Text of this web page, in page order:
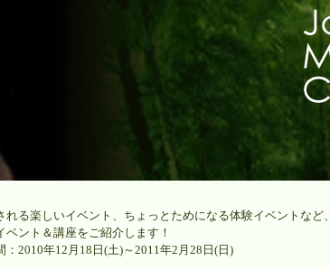
れる楽しいイベント、ちょっとためになる体験イベントなど、
ベント＆講座をご紹介します！
：2010年12月18日(土)～2011年2月28日(日)